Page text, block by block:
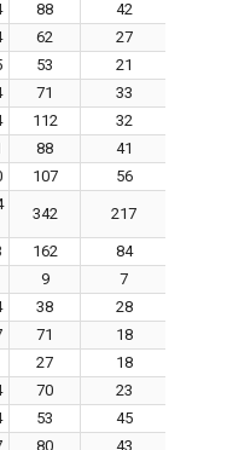
88 42
62 27
53 21
71 33
112 32
88 41
107 56
342 217
162 84
9 7
38 28
71 18
27 18
70 23
53 45
80 43